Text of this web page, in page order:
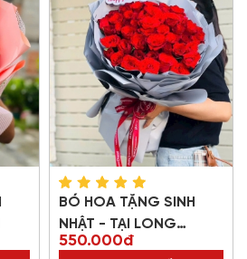
BÓ HOA TẶNG SINH
NHẬT - TẠI LONG
THƯỢNG
550.000đ